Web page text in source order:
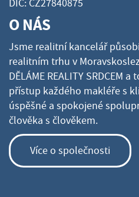
DIČ: CZ27840875
O NÁS
Jsme realitní kancelář
realitním trhu v
DĚLÁME REALITY SRDCEM
přístup každého makléře s
úspěšné a spokojené
člověka s člověkem.
Více o společnosti